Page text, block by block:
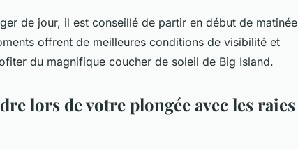
de jour, il est conseillé de partir en début de matinée
offrent de meilleures conditions de visibilité et
du magnifique coucher de soleil de Big Island.
lors de votre plongée avec les raies